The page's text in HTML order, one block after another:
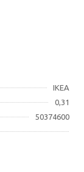
IKEA
0,31
50374600